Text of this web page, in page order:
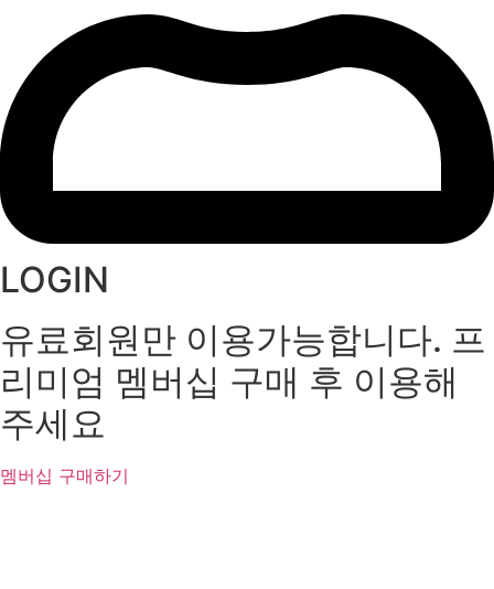
LOGIN
유료회원만 이용가능합니다. 프
리미엄 멤버십 구매 후 이용해
주세요
멤버십 구매하기